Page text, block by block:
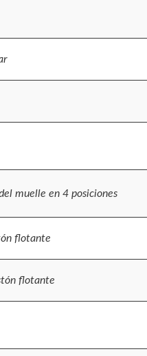
muelle en 4 posiciones
flotante
flotante